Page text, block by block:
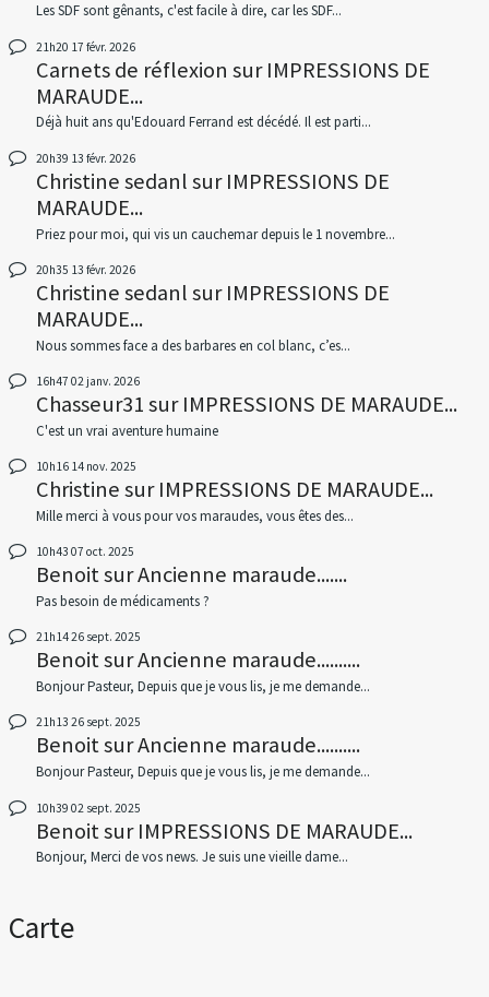
Les SDF sont gênants, c'est facile à dire, car les SDF...
21h20 17 févr. 2026
Carnets de réflexion surIMPRESSIONS DE
MARAUDE...
Déjà huit ans qu'Edouard Ferrand est décédé. Il est parti...
20h39 13 févr. 2026
Christine sedanlsurIMPRESSIONS DE
MARAUDE...
Priez pour moi, qui vis un cauchemar depuis le 1 novembre...
20h35 13 févr. 2026
Christine sedanlsurIMPRESSIONS DE
MARAUDE...
Nous sommes face a des barbares en col blanc, c’es...
16h47 02 janv. 2026
Chasseur31surIMPRESSIONS DE MARAUDE...
C'est un vrai aventure humaine
10h16 14 nov. 2025
ChristinesurIMPRESSIONS DE MARAUDE...
Mille merci à vous pour vos maraudes, vous êtes des...
10h43 07 oct. 2025
BenoitsurAncienne maraude.......
Pas besoin de médicaments ?
21h1426 sept. 2025
BenoitsurAncienne maraude..........
Bonjour Pasteur, Depuis que je vous lis, je me demande...
21h13 26 sept. 2025
BenoitsurAncienne maraude..........
Bonjour Pasteur, Depuis que je vous lis, je me demande...
10h39 02 sept. 2025
BenoitsurIMPRESSIONS DE MARAUDE...
Bonjour, Merci de vos news. Je suis une vieille dame...
Carte